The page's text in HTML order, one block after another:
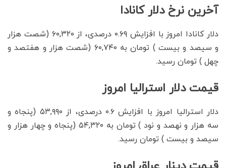
آخرین نرخ دلار کانادا
دلار کانادا امروز با افزایش ۰.۶۹ درصدی، از ۶۰,۳۲۰ (شصت هزار
و سیصد و بیست ) تومان به ۶۰,۷۴۰ (شصت هزار و هفتصد و
چهل ) تومان رسید.
قیمت دلار استرالیا امروز
دلار استرالیا امروز با افزایش ۰.۶ درصدی، از ۵۳,۹۹۰ (پنجاه و
سه هزار و نهصد و نود ) تومان به ۵۴,۳۲۰ (پنجاه و چهار هزار و
سیصد و بیست ) تومان رسید.